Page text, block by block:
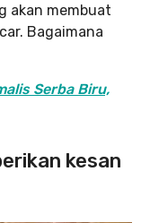
akan membuat
Bagaimana
Serba Biru,
kesan